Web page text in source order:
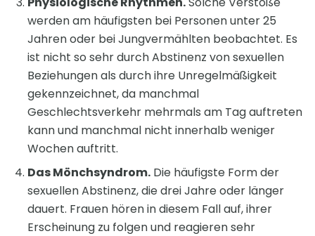
werden am häufigsten bei Personen unter 25
Jahren oder bei Jungvermählten beobachtet. Es
ist nicht so sehr durch Abstinenz von sexuellen
Beziehungen als durch ihre Unregelmäßigkeit
gekennzeichnet, da manchmal
Geschlechtsverkehr mehrmals am Tag auftreten
kann und manchmal nicht innerhalb weniger
Wochen auftritt.
Das Mönchsyndrom. Die häufigste Form der
sexuellen Abstinenz, die drei Jahre oder länger
dauert. Frauen hören in diesem Fall auf, ihrer
Erscheinung zu folgen und reagieren sehr